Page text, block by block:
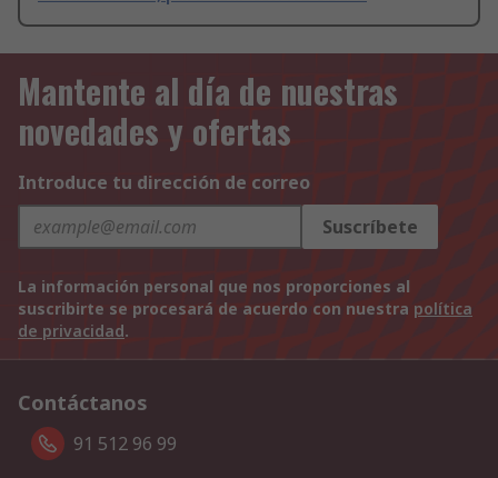
Mantente al día de nuestras
novedades y ofertas
Introduce tu dirección de correo
Suscríbete
La información personal que nos proporciones al
suscribirte se procesará de acuerdo con nuestra política
de privacidad.
Contáctanos
91 512 96 99